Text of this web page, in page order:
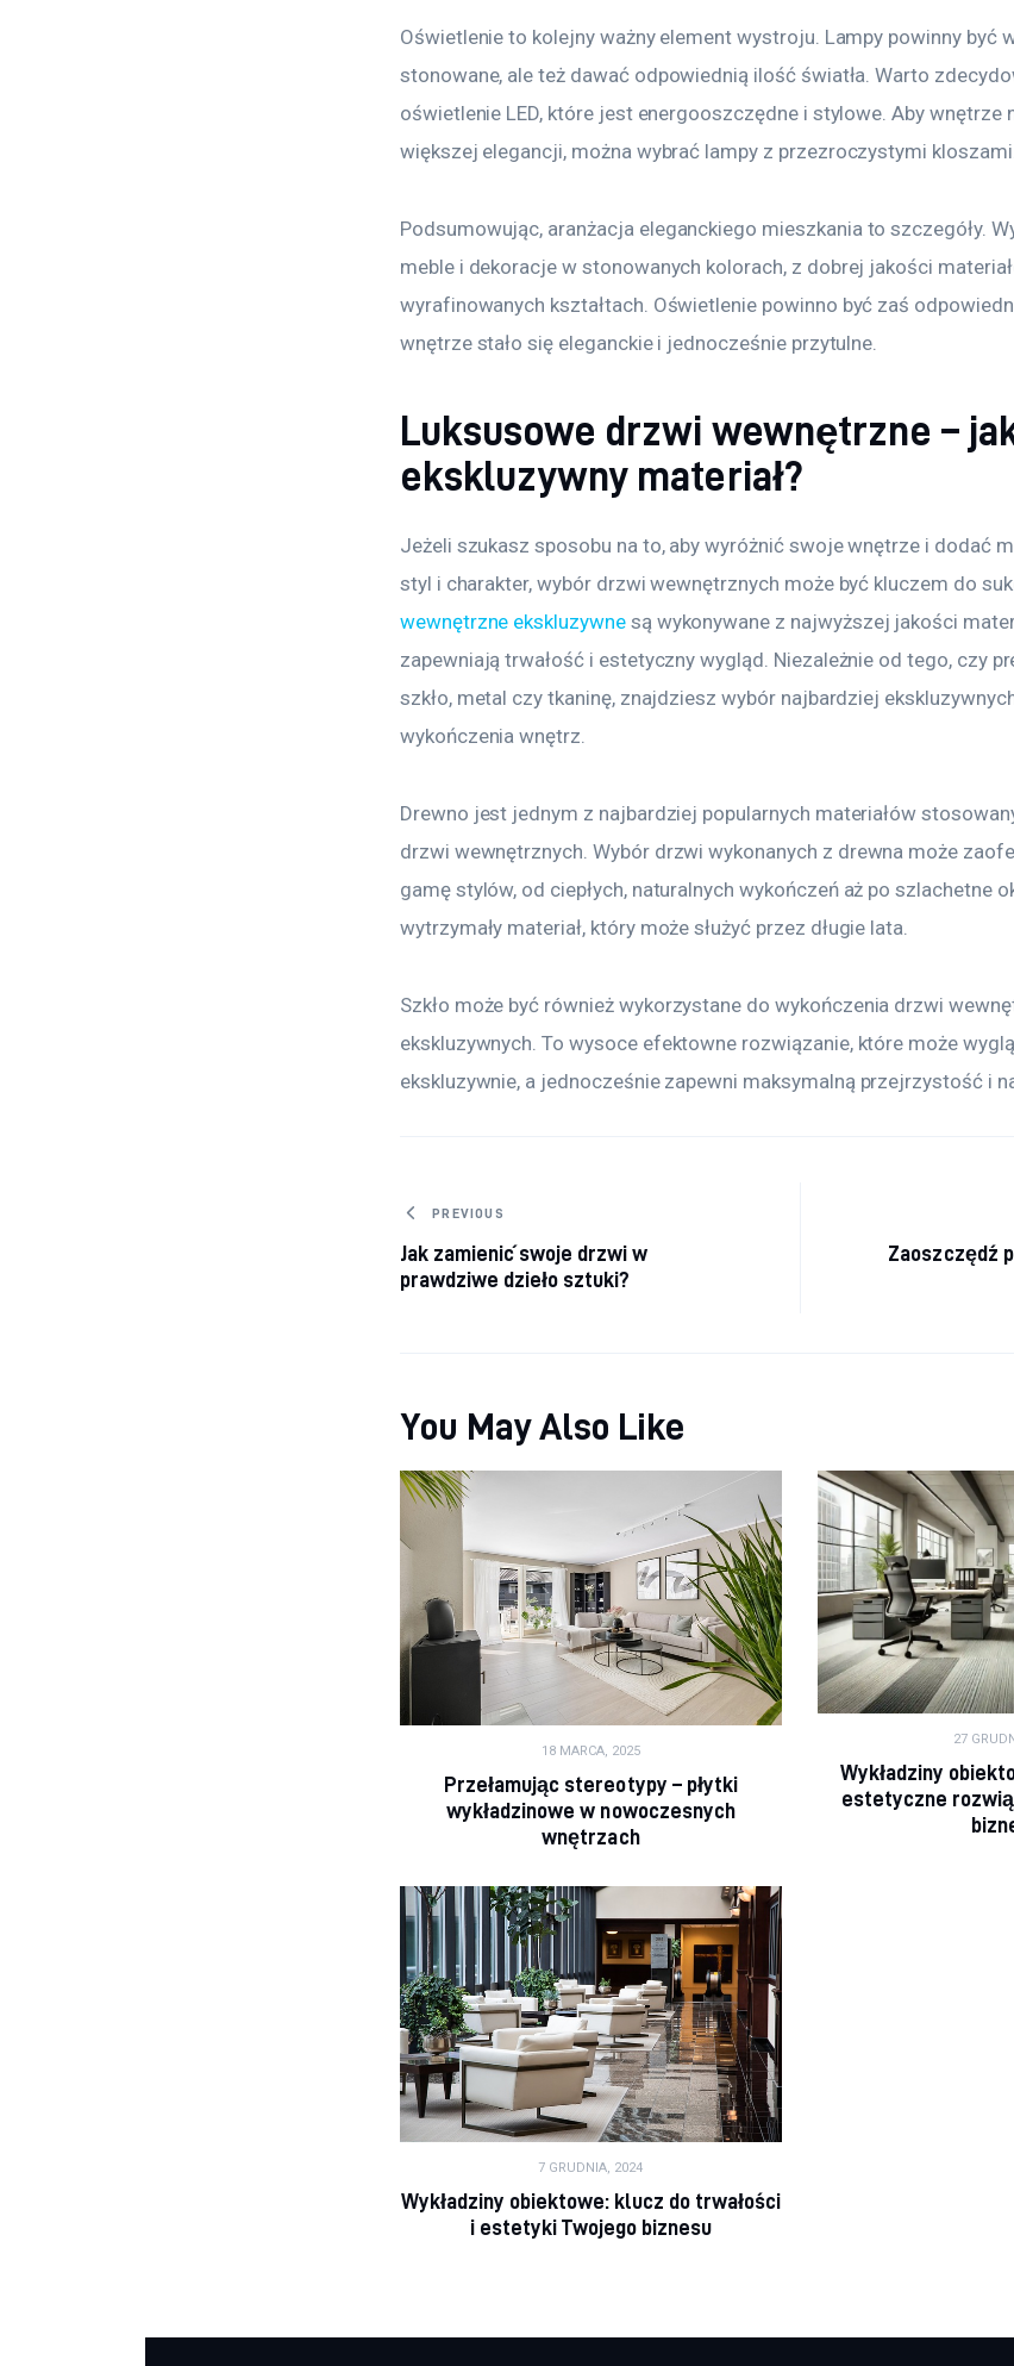
Oświetlenie to kolejny ważny element wystroju. Lampy powinny być
stonowane, ale też dawać odpowiednią ilość światła. Warto
oświetlenie LED, które jest energooszczędne i stylowe. Aby wnętrze
większej elegancji, można wybrać lampy z przezroczystymi
Podsumowując, aranżacja eleganckiego mieszkania to szczegóły.
meble i dekoracje w stonowanych kolorach, z dobrej jakości
wyrafinowanych kształtach. Oświetlenie powinno być zaś
wnętrze stało się eleganckie i jednocześnie przytulne.
Luksusowe drzwi wewnętrzne –
ekskluzywny materiał?
Jeżeli szukasz sposobu na to, aby wyróżnić swoje wnętrze i dodać
styl i charakter, wybór drzwi wewnętrznych może być kluczem do
wewnętrzne ekskluzywne są wykonywane z najwyższej jakości
zapewniają trwałość i estetyczny wygląd. Niezależnie od tego, czy
szkło, metal czy tkaninę, znajdziesz wybór najbardziej
wykończenia wnętrz.
Drewno jest jednym z najbardziej popularnych materiałów
drzwi wewnętrznych. Wybór drzwi wykonanych z drewna może
gamę stylów, od ciepłych, naturalnych wykończeń aż po szlachetne
wytrzymały materiał, który może służyć przez długie lata.
Szkło może być również wykorzystane do wykończenia drzwi
ekskluzywnych. To wysoce efektowne rozwiązanie, które może
ekskluzywnie, a jednocześnie zapewni maksymalną przejrzystość i
Nawigacja wpisu
PREVIOUS
Jak zamienić swoje drzwi w
prawdziwe dzieło sztuki?
Zaoszczędź
You May Also Like
18 MARCA, 2025
Przełamując stereotypy – płytki
wykładzinowe w nowoczesnych
wnętrzach
27
Wykładziny
estetyczne
7 GRUDNIA, 2024
Wykładziny obiektowe: klucz do trwałości
i estetyki Twojego biznesu